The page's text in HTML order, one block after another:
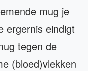
mug je
ergernis eindigt
tegen de
(bloed)vlekken